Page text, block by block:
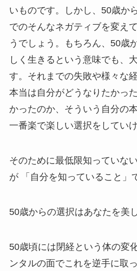
いものです。しかし、50歳か
でのそんなネガティブを変え
うでしょう。もちろん、50歳
しく生きるという意味でも、
す。それまでの失敗や様々な
本当は自分がどうなりたかっ
かったのか、そういう自分の
一番楽で楽しい選択をしてい
そのために最低限知っていな
が 「自分を知っていること」
50歳からの選択はあなたを美
50歳頃には閉経という体の変
ンタルの面でこれを逆手に取